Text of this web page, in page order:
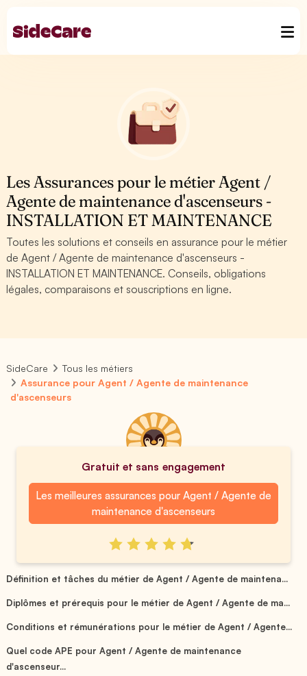
Les Assurances pour le métier Agent /
Agente de maintenance d'ascenseurs -
INSTALLATION ET MAINTENANCE
Toutes les solutions et conseils en assurance pour le métier
de Agent / Agente de maintenance d'ascenseurs -
INSTALLATION ET MAINTENANCE. Conseils, obligations
légales, comparaisons et souscriptions en ligne.
SideCare
Tous les métiers
Assurance pour Agent / Agente de maintenance
d'ascenseurs
Gratuit et sans engagement
Les meilleures assurances pour Agent / Agente de
maintenance d'ascenseurs
Définition et tâches du métier de Agent / Agente de maintena...
Diplômes et prérequis pour le métier de Agent / Agente de ma...
Conditions et rémunérations pour le métier de Agent / Agente...
Quel code APE pour Agent / Agente de maintenance
d'ascenseur...